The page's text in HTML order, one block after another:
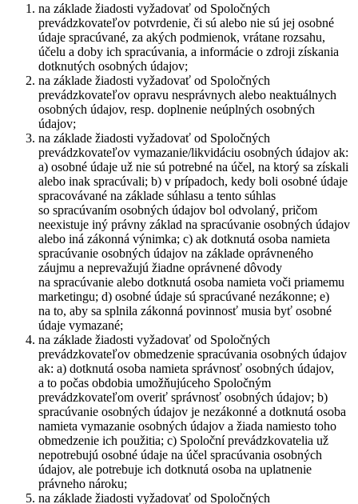
na základe žiadosti vyžadovať od Spoločných
prevádzkovateľov potvrdenie, či sú alebo nie sú jej osobné
údaje spracúvané, za akých podmienok, vrátane rozsahu,
účelu a doby ich spracúvania, a informácie o zdroji získania
dotknutých osobných údajov;
na základe žiadosti vyžadovať od Spoločných
prevádzkovateľov opravu nesprávnych alebo neaktuálnych
osobných údajov, resp. doplnenie neúplných osobných
údajov;
na základe žiadosti vyžadovať od Spoločných
prevádzkovateľov vymazanie/likvidáciu osobných údajov ak:
a) osobné údaje už nie sú potrebné na účel, na ktorý sa získali
alebo inak spracúvali; b) v prípadoch, kedy boli osobné údaje
spracovávané na základe súhlasu a tento súhlas
so spracúvaním osobných údajov bol odvolaný, pričom
neexistuje iný právny základ na spracúvanie osobných údajov
alebo iná zákonná výnimka; c) ak dotknutá osoba namieta
spracúvanie osobných údajov na základe oprávneného
záujmu a neprevažujú žiadne oprávnené dôvody
na spracúvanie alebo dotknutá osoba namieta voči priamemu
marketingu; d) osobné údaje sú spracúvané nezákonne; e)
na to, aby sa splnila zákonná povinnosť musia byť osobné
údaje vymazané;
na základe žiadosti vyžadovať od Spoločných
prevádzkovateľov obmedzenie spracúvania osobných údajov
ak: a) dotknutá osoba namieta správnosť osobných údajov,
a to počas obdobia umožňujúceho Spoločným
prevádzkovateľom overiť správnosť osobných údajov; b)
spracúvanie osobných údajov je nezákonné a dotknutá osoba
namieta vymazanie osobných údajov a žiada namiesto toho
obmedzenie ich použitia; c) Spoloční prevádzkovatelia už
nepotrebujú osobné údaje na účel spracúvania osobných
údajov, ale potrebuje ich dotknutá osoba na uplatnenie
právneho nároku;
na základe žiadosti vyžadovať od Spoločných